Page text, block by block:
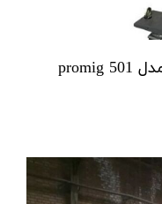
دستگاه جوش گام الکتریک مدل promig 501